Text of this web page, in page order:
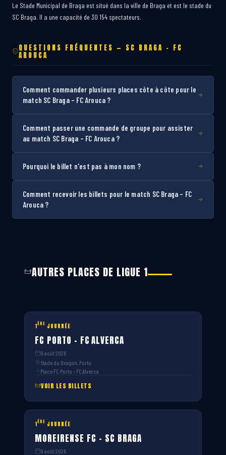
Le Stade Municipal de Braga est situé dans la ville de Braga et est le stade du
SC Braga. Il a une capacité de 30 154 spectateurs.
QUESTIONS FRÉQUENTES — SC BRAGA – FC
AROUCA
Comment commander plusieurs places côte à côte pour le
match SC Braga – FC Arouca ?
Comment passer une commande de groupe pour assister
au match SC Braga – FC Arouca ?
Pourquoi le billet n'est pas à mon nom ?
Comment recevoir les billets pour le match SC Braga – FC
Arouca ?
AUTRES PLACES DE LIGUE 1
1ÈRE JOURNÉE
FC PORTO – FC ALVERCA
9 août 2026
Stade du Dragon, Porto
Place FC Porto – FC Alverca
VOIR LES BILLETS
1ÈRE JOURNÉE
MOREIRENSE FC – SC BRAGA
9 août 2026